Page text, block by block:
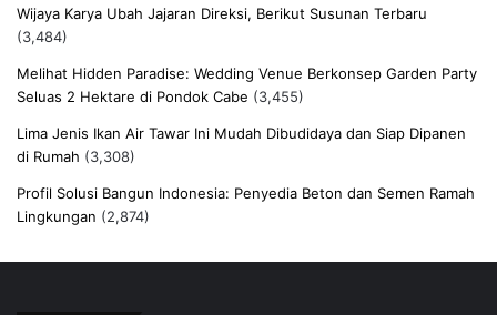
Wijaya Karya Ubah Jajaran Direksi, Berikut Susunan Terbaru
(3,484)
Melihat Hidden Paradise: Wedding Venue Berkonsep Garden Party
Seluas 2 Hektare di Pondok Cabe (3,455)
Lima Jenis Ikan Air Tawar Ini Mudah Dibudidaya dan Siap Dipanen
di Rumah (3,308)
Profil Solusi Bangun Indonesia: Penyedia Beton dan Semen Ramah
Lingkungan (2,874)